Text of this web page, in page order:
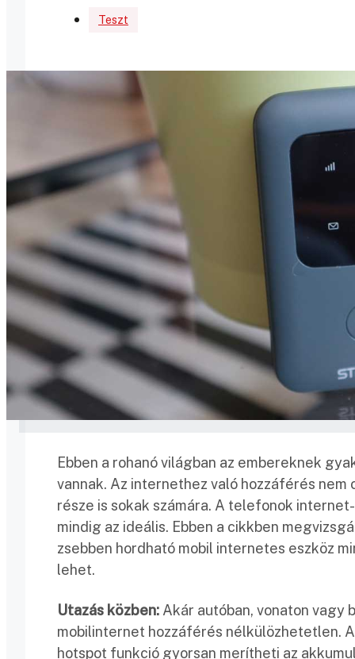
Teszt
Ebben a rohanó világban az embereknek
vannak. Az internethez való hozzáférés nem
része is sokak számára. A telefonok
mindig az ideális. Ebben a cikkben
zsebben hordható mobil internetes eszköz
lehet.
Utazás közben: Akár autóban, vonaton vagy
mobilinternet hozzáférés nélkülözhetetlen.
hotspot funkció gyorsan merítheti az